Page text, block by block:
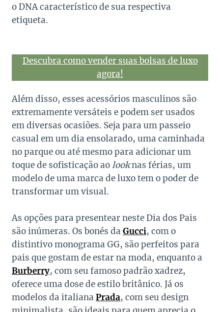
o DNA característico de sua respectiva
etiqueta.
Descubra como vender suas bolsas de luxo
agora!
Além disso, esses acessórios masculinos são
extremamente versáteis e podem ser usados
em diversas ocasiões. Seja para um passeio
casual em um dia ensolarado, uma caminhada
no parque ou até mesmo para adicionar um
toque de sofisticação aolooknas férias, um
modelo de uma marca de luxo tem o poder de
transformar um visual.
As opções para presentear neste Dia dos Pais
são inúmeras. Os bonés da Gucci, com o
distintivo monograma GG, são perfeitos para
pais que gostam de estar na moda, enquanto a
Burberry, com seu famoso padrão xadrez,
oferece uma dose de estilo britânico. Já os
modelos da italiana Prada, com seu design